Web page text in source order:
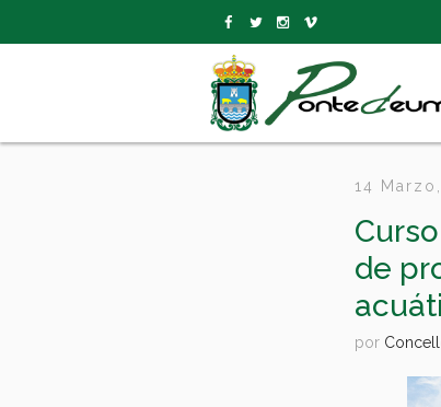
14
de
por